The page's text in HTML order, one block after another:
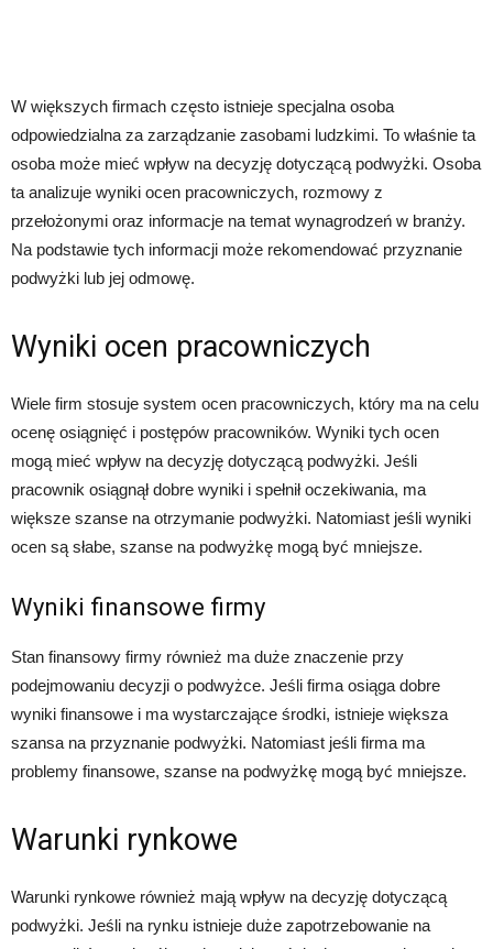
W większych firmach często istnieje specjalna osoba
odpowiedzialna za zarządzanie zasobami ludzkimi. To właśnie ta
osoba może mieć wpływ na decyzję dotyczącą podwyżki. Osoba
ta analizuje wyniki ocen pracowniczych, rozmowy z
przełożonymi oraz informacje na temat wynagrodzeń w branży.
Na podstawie tych informacji może rekomendować przyznanie
podwyżki lub jej odmowę.
Wyniki ocen pracowniczych
Wiele firm stosuje system ocen pracowniczych, który ma na celu
ocenę osiągnięć i postępów pracowników. Wyniki tych ocen
mogą mieć wpływ na decyzję dotyczącą podwyżki. Jeśli
pracownik osiągnął dobre wyniki i spełnił oczekiwania, ma
większe szanse na otrzymanie podwyżki. Natomiast jeśli wyniki
ocen są słabe, szanse na podwyżkę mogą być mniejsze.
Wyniki finansowe firmy
Stan finansowy firmy również ma duże znaczenie przy
podejmowaniu decyzji o podwyżce. Jeśli firma osiąga dobre
wyniki finansowe i ma wystarczające środki, istnieje większa
szansa na przyznanie podwyżki. Natomiast jeśli firma ma
problemy finansowe, szanse na podwyżkę mogą być mniejsze.
Warunki rynkowe
Warunki rynkowe również mają wpływ na decyzję dotyczącą
podwyżki. Jeśli na rynku istnieje duże zapotrzebowanie na